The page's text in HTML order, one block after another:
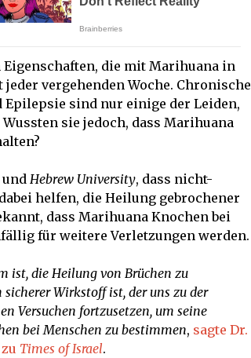
die mit Marihuana in
vergehenden Woche. Chronische
Epilepsie sind nur einige der Leiden,
sie jedoch, dass Marihuana
und Hebrew University, dass nicht-
helfen, die Heilung gebrochener
dass Marihuana Knochen bei
für weitere Verletzungen werden.
ist, die Heilung von Brüchen zu
sicherer Wirkstoff ist, der uns zu der
Versuchen fortzusetzen, um seine
bei Menschen zu bestimmen, sagte Dr.
zu Times of Israel.